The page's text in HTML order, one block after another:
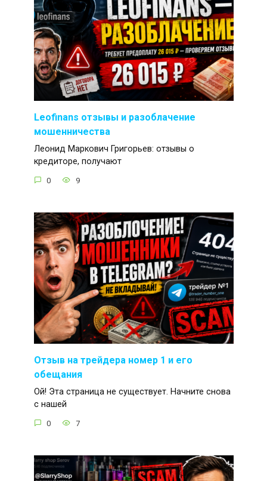
Leofinans отзывы и разоблачение
мошенничества
Леонид Маркович Григорьев: отзывы о
кредиторе, получают
0 9
Отзыв на трейдера номер 1 и его
обещания
Ой! Эта страница не существует. Начните снова
с нашей
0 7